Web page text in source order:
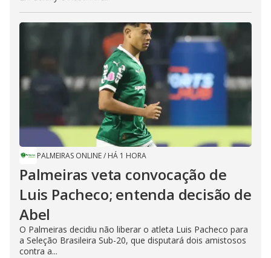
PALMEIRAS ONLINE/ HÁ 1 HORA
Palmeiras veta convocação de
Luis Pacheco; entenda decisão de
Abel
O Palmeiras decidiu não liberar o atleta Luis Pacheco para
a Seleção Brasileira Sub-20, que disputará dois amistosos
contra a...